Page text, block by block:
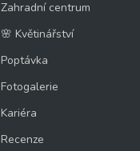
Zahradní centrum
🌸 Květinářství
Poptávka
Fotogalerie
Kariéra
Recenze